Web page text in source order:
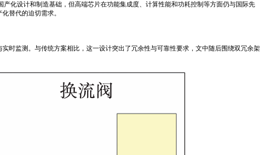
化设计和制造基础，但高端芯片在功能集成度、计算性能和功耗控制等方面仍与国际先
替代的迫切需求。
时监测。与传统方案相比，这一设计突出了冗余性与可靠性要求，文中随后围绕双冗余架